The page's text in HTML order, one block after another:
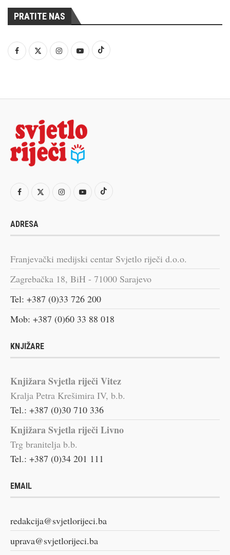
PRATITE NAS
ADRESA
Franjevački medijski centar Svjetlo riječi d.o.o.
Zagrebačka 18, BiH - 71000 Sarajevo
Tel: +387 (0)33 726 200
Mob: +387 (0)60 33 88 018
KNJIŽARE
Knjižara Svjetla riječi Vitez
Kralja Petra Krešimira IV, b.b.
Tel.: +387 (0)30 710 336
Knjižara Svjetla riječi Livno
Trg branitelja b.b.
Tel.: +387 (0)34 201 111
EMAIL
redakcija@svjetlorijeci.ba
uprava@svjetlorijeci.ba